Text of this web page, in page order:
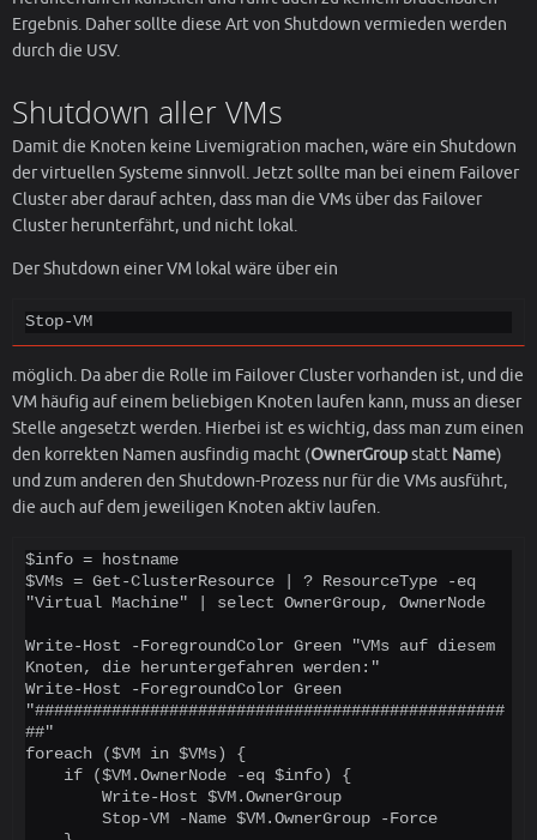
Ergebnis. Daher sollte diese Art von Shutdown vermieden werden
durch die USV.
Shutdown aller VMs
Damit die Knoten keine Livemigration machen, wäre ein Shutdown
der virtuellen Systeme sinnvoll. Jetzt sollte man bei einem Failover
Cluster aber darauf achten, dass man die VMs über das Failover
Cluster herunterfährt, und nicht lokal.
Der Shutdown einer VM lokal wäre über ein
Stop-VM
möglich. Da aber die Rolle im Failover Cluster vorhanden ist, und die
VM häufig auf einem beliebigen Knoten laufen kann, muss an dieser
Stelle angesetzt werden. Hierbei ist es wichtig, dass man zum einen
den korrekten Namen ausfindig macht (OwnerGroupstatt Name)
und zum anderen den Shutdown-Prozess nur für die VMs ausführt,
die auch auf dem jeweiligen Knoten aktiv laufen.
$info = hostname
$VMs = Get-ClusterResource | ? ResourceType -eq
"Virtual Machine" | select OwnerGroup, OwnerNode
Write-Host -ForegroundColor Green "VMs auf diesem
Knoten, die heruntergefahren werden:"
Write-Host -ForegroundColor Green
"#################################################
##"
foreach ($VM in $VMs) {